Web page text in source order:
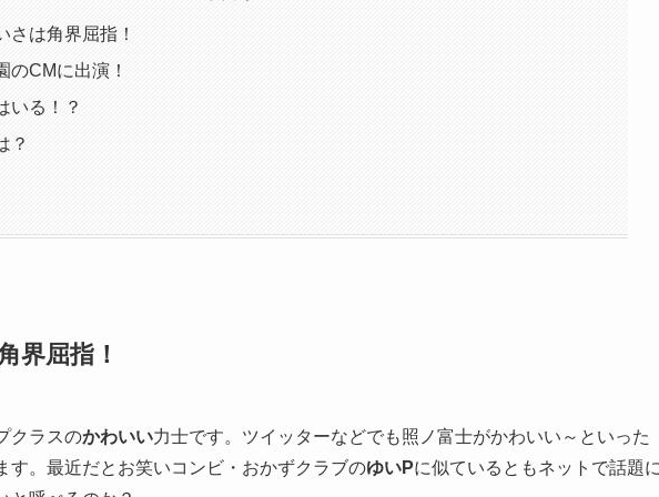
さは角界屈指！
のCMに出演！
いる！？
？
界屈指！
クラスのかわいい力士です。ツイッターなどでも照ノ富士がかわいい～といった
す。最近だとお笑いコンビ・おかずクラブのゆいPに似ているともネットで話題